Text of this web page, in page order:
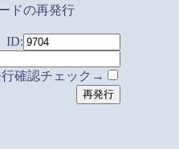
ドの再発行
ID:
確認チェック→